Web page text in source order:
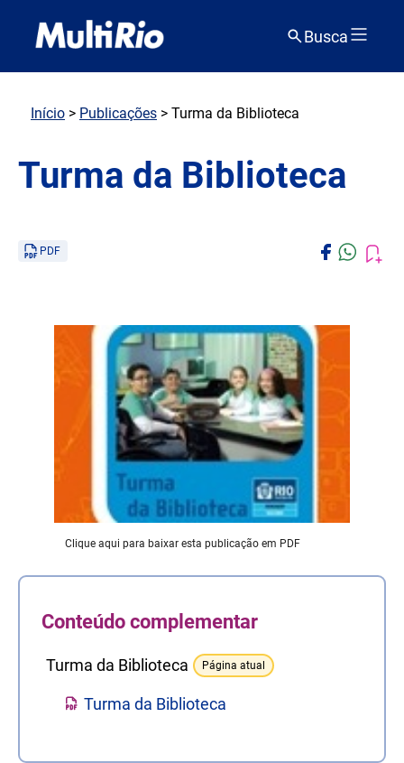
Busca
Início > Publicações > Turma da Biblioteca
Turma da Biblioteca
PDF
Clique aqui para baixar esta publicação em PDF
Conteúdo complementar
Turma da Biblioteca Página atual
Turma da Biblioteca